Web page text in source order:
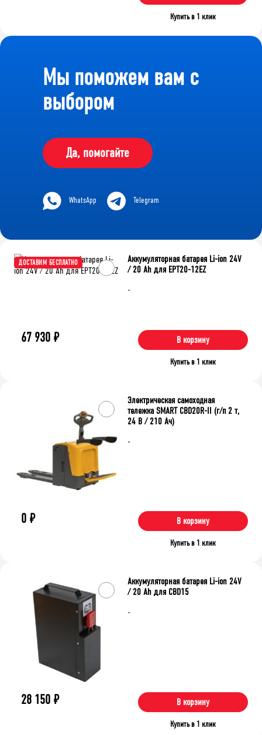
Купить в 1 клик
Мы поможем вам с
выбором
Да, помогайте
WhatsApp Telegram
ДОСТАВИМ БЕСПЛАТНО
-
Аккумуляторная батарея Li-ion 24V
/ 20 Ah для EPT20-12EZ
67 930 ₽ В корзину
Купить в 1 клик
-
Электрическая самоходная
тележка SMART CBD20R-II (г/п 2 т,
24 В / 210 Ач)
0 ₽ В корзину
Купить в 1 клик
-
Аккумуляторная батарея Li-ion 24V
/ 20 Ah для CBD15
28 150 ₽ В корзину
Купить в 1 клик